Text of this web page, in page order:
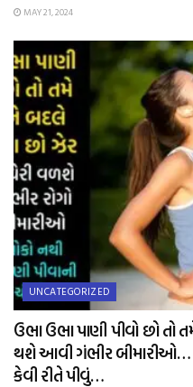
MAY 21, 2024
UNCATEGORIZED
ઉભા ઉભા પાણી પીવો છો તો
થશે આવી ગંભીર બીમારીઓ…
કેવી રીતે પીવું…